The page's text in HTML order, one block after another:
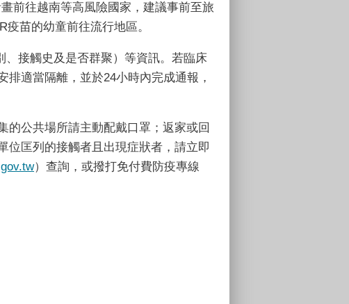
前往越南等高風險國家，建議事前至旅
疫苗的幼童前往流行地區。
、接觸史及是否群聚）等資訊。若臨床
排適當隔離，並於24小時內完成通報，
的公共場所請主動配戴口罩；返家或回
位匡列的接觸者且出現症狀者，請立即
）查詢，或撥打免付費防疫專線